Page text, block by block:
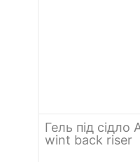
Гель під сідло
wint back riser